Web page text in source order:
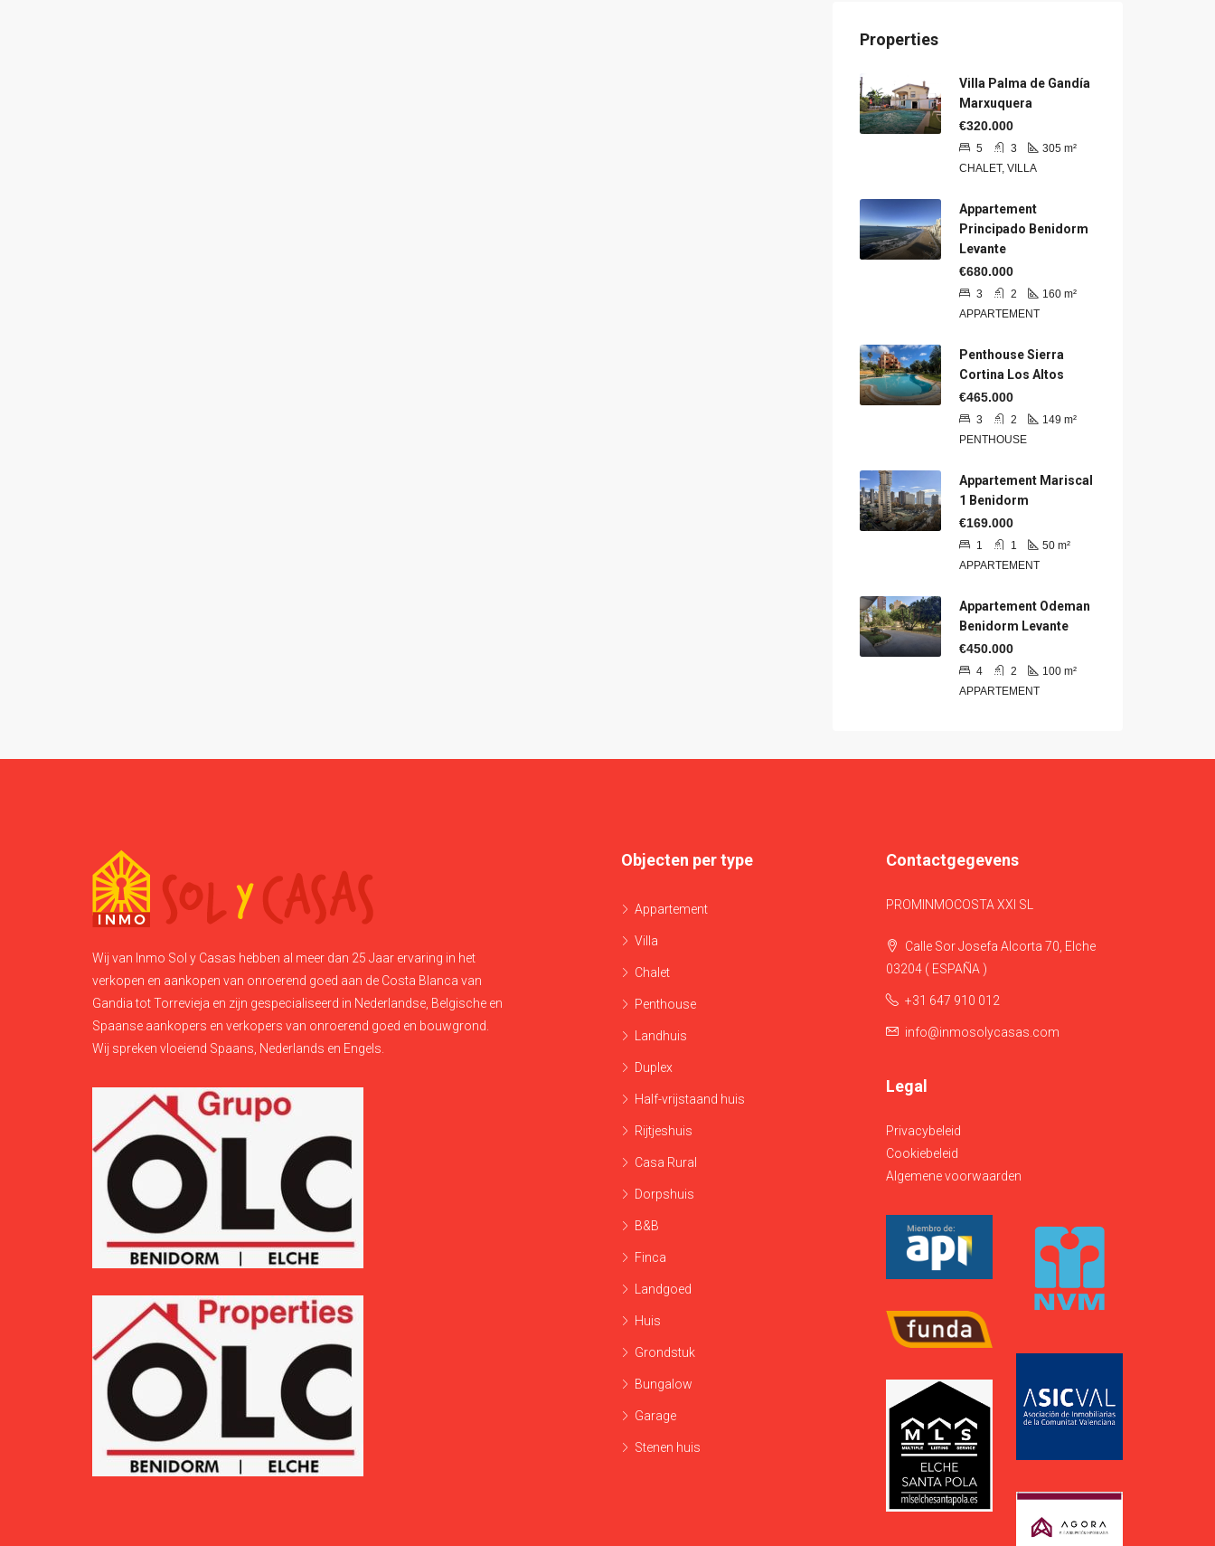
Properties
Villa Palma de Gandía
Marxuquera
€320.000
5 3 305 m²
CHALET, VILLA
Appartement
Principado Benidorm
Levante
€680.000
3 2 160 m²
APPARTEMENT
Penthouse Sierra
Cortina Los Altos
€465.000
3 2 149 m²
PENTHOUSE
Appartement Mariscal
1 Benidorm
€169.000
1 1 50 m²
APPARTEMENT
Appartement Odeman
Benidorm Levante
€450.000
4 2 100 m²
APPARTEMENT
Wij van Inmo Sol y Casas hebben al meer dan 25 Jaar ervaring in het
verkopen en aankopen van onroerend goed aan de Costa Blanca van
Gandia tot Torrevieja en zijn gespecialiseerd in Nederlandse, Belgische en
Spaanse aankopers en verkopers van onroerend goed en bouwgrond.
Wij spreken vloeiend Spaans, Nederlands en Engels.
Objecten per type
Appartement
Villa
Chalet
Penthouse
Landhuis
Duplex
Half-vrijstaand huis
Rijtjeshuis
Casa Rural
Dorpshuis
B&B
Finca
Landgoed
Huis
Grondstuk
Bungalow
Garage
Stenen huis
Contactgegevens
PROMINMOCOSTA XXI SL
Calle Sor Josefa Alcorta 70, Elche
03204 ( ESPAÑA )
+31 647 910 012
info@inmosolycasas.com
Legal
Privacybeleid
Cookiebeleid
Algemene voorwaarden